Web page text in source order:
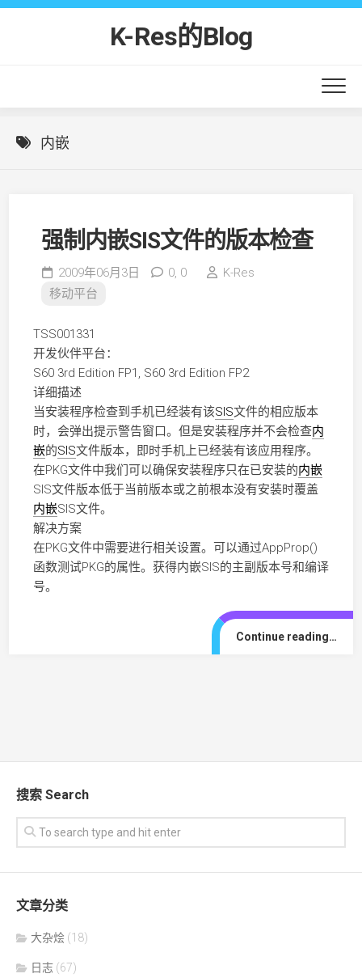
Skip
K-Res的Blog
内嵌
强制内嵌SIS文件的版本检查
2009年06月3日 0, 0
K-Res
移动平台
TSS001331
开发伙伴平台：
S60 3rd Edition FP1, S60 3rd Edition FP2
详细描述
当安装程序检查到手机已经装有该SIS文件的相应版本
时，会弹出提示警告窗口。但是安装程序并不会检查内
嵌的SIS文件版本，即时手机上已经装有该应用程序。
在PKG文件中我们可以确保安装程序只在已安装的内嵌
SIS文件版本低于当前版本或之前根本没有安装时覆盖
内嵌SIS文件。
解决方案
在PKG文件中需要进行相关设置。可以通过AppProp()
函数测试PKG的属性。获得内嵌SIS的主副版本号和编译
号。
Continue reading…
搜索 Search
文章分类
大杂烩 (18)
日志 (67)